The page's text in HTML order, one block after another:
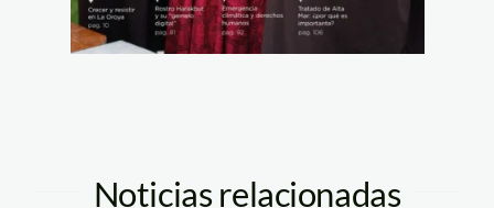
Noticias relacionadas